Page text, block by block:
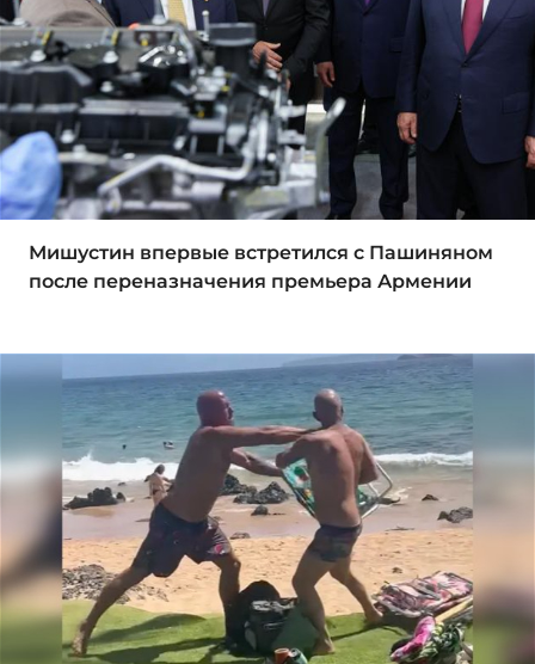
Мишустин впервые встретился с Пашиняном
после переназначения премьера Армении